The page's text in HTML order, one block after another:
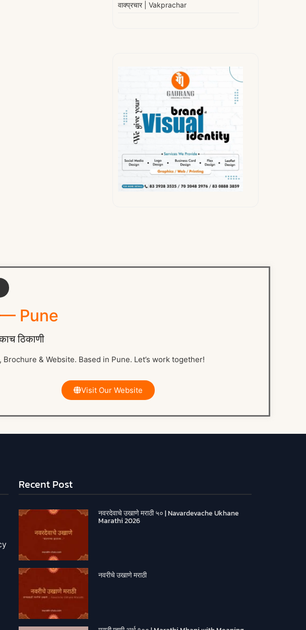
वाक्प्रचार | Vakprachar
Pune
ठिकाणी
& Website. Based in Pune. Let’s work together!
Visit Our Website
Recent Post
नवरदेवाचे उखाणे मराठी ५० | Navardevache Ukhane
Marathi 2026
नवरीचे उखाणे मराठी